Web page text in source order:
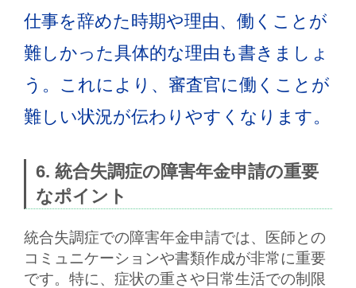
仕事を辞めた時期や理由、働くことが
難しかった具体的な理由も書きましょ
う。これにより、審査官に働くことが
難しい状況が伝わりやすくなります。
6. 統合失調症の障害年金申請の重要
なポイント
統合失調症での障害年金申請では、 医師との
コミュニケーションや書類作成が非常に重要
です。特に、症状の重さや日常生活での制限